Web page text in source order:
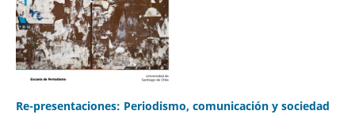
Re-presentaciones: Periodismo, comunicación y sociedad